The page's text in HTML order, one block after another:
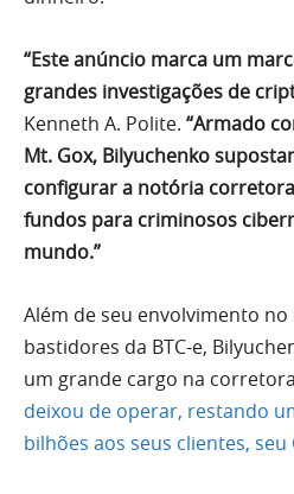
“Este anúncio marca um
grandes investigações de
Kenneth A. Polite. “Armado
Mt. Gox, Bilyuchenko
configurar a notória corretora
fundos para criminosos
mundo.”
Além de seu envolvimento
bastidores da BTC-e,
um grande cargo na
deixou de operar, restando
bilhões aos seus clientes, seu